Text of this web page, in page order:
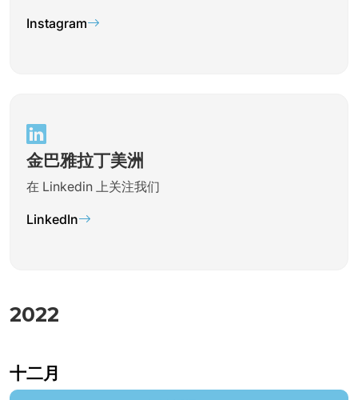
Instagram
金巴雅拉丁美洲
在 Linkedin 上关注我们
LinkedIn
2022
十二月